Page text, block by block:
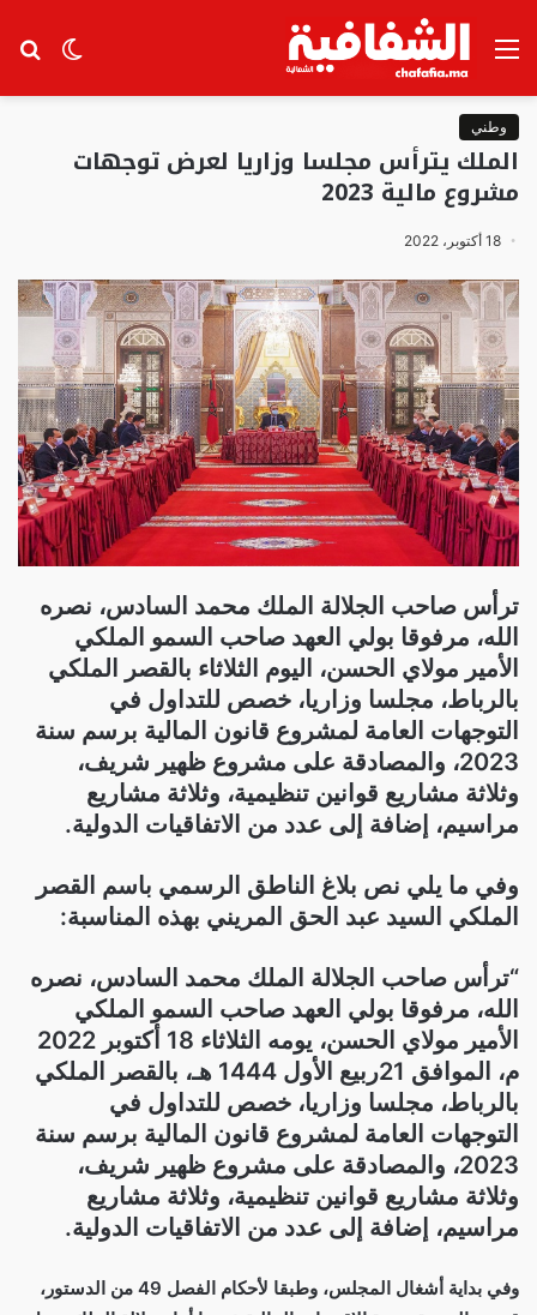
الوضع
القائمة
وطني
الملك يترأس مجلسا وزاريا لعرض توجهات
مشروع مالية 2023
18 أكتوبر، 2022
ترأس صاحب الجلالة الملك محمد السادس، نصره
الله، مرفوقا بولي العهد صاحب السمو الملكي
الأمير مولاي الحسن، اليوم الثلاثاء بالقصر الملكي
بالرباط، مجلسا وزاريا، خصص للتداول في
التوجهات العامة لمشروع قانون المالية برسم سنة
2023، والمصادقة على مشروع ظهير شريف،
وثلاثة مشاريع قوانين تنظيمية، وثلاثة مشاريع
مراسيم، إضافة إلى عدد من الاتفاقيات الدولية.
وفي ما يلي نص بلاغ الناطق الرسمي باسم القصر
الملكي السيد عبد الحق المريني بهذه المناسبة:
“ترأس صاحب الجلالة الملك محمد السادس، نصره
الله، مرفوقا بولي العهد صاحب السمو الملكي
الأمير مولاي الحسن، يومه الثلاثاء 18 أكتوبر 2022
م، الموافق 21ربيع الأول 1444 هـ، بالقصر الملكي
بالرباط، مجلسا وزاريا، خصص للتداول في
التوجهات العامة لمشروع قانون المالية برسم سنة
2023، والمصادقة على مشروع ظهير شريف،
وثلاثة مشاريع قوانين تنظيمية، وثلاثة مشاريع
مراسيم، إضافة إلى عدد من الاتفاقيات الدولية.
وفي بداية أشغال المجلس، وطبقا لأحكام الفصل 49 من الدستور،